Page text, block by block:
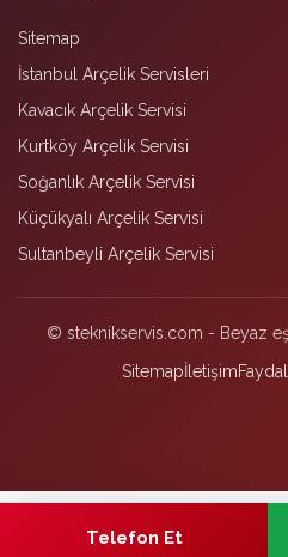
Sitemap
İstanbul Arçelik Servisleri
Kavacık Arçelik Servisi
Kurtköy Arçelik Servisi
Soğanlık Arçelik Servisi
Küçükyalı Arçelik Servisi
Sultanbeyli Arçelik Servisi
© steknikservis.com - Beyaz
Sitemapİletişim
Telefon Et